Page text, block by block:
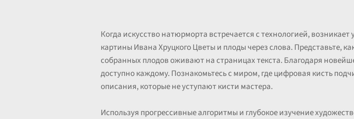
Когда искусство натюрморта встречается с технологией,
картины Ивана Хруцкого Цветы и плоды через слова. Представьте,
собранных плодов оживают на страницах текста. Благодаря
доступно каждому. Познакомьтесь с миром, где цифровая кисть
описания, которые не уступают кисти мастера.
Используя прогрессивные алгоритмы и глубокое изучение